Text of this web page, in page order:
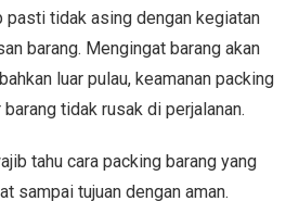
pasti tidak asing dengan kegiatan
barang. Mengingat barang akan
luar pulau, keamanan packing
tidak rusak di perjalanan.
tahu cara packing barang yang
sampai tujuan dengan aman.